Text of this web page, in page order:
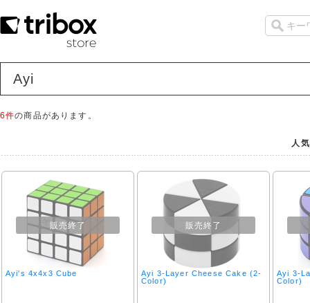
Ayi
6件の商品があります。
人
販売終了
Ayi's 4x4x3 Cube
販売終了
Ayi 3-Layer Cheese Cake (2-
Color)
Ayi 3-
Color)